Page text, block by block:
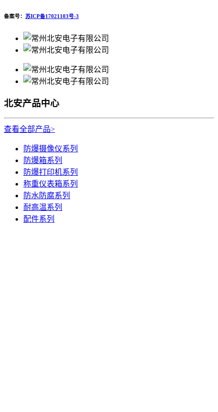
备案号： 苏ICP备17021103号-3
北安产品中心
查看全部产品>
防爆摄像仪系列
防爆箱系列
防爆打印机系列
称重仪表箱系列
防水防腐系列
耐高温系列
配件系列